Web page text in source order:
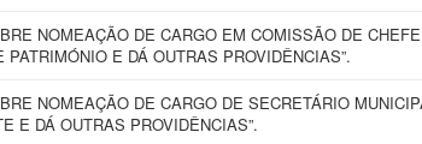
NOMEAÇÃO DE CARGO EM COMISSÃO DE
PATRIMÓNIO E DÁ OUTRAS PROVIDÊNCIAS”.
NOMEAÇÃO DE CARGO DE SECRETÁRIO
E DÁ OUTRAS PROVIDÊNCIAS”.